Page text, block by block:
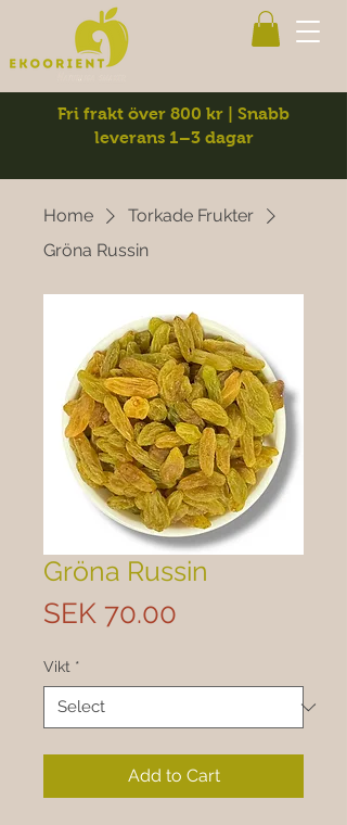
Fri frakt över 800 kr | Snabb
leverans 1–3 dagar
Home
Torkade Frukter
Gröna Russin
Gröna Russin
SEK 70.00
Vikt *
Add to Cart